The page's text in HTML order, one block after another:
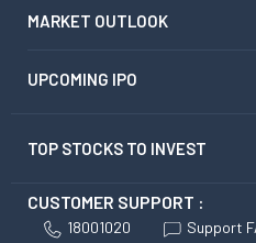
MARKET OUTLOOK
UPCOMING IPO
TOP STOCKS TO INVEST
CUSTOMER SUPPORT :
18001020 Support